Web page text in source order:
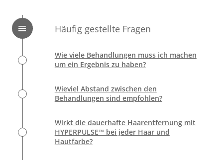
Häufig gestellte Fragen
Wie viele Behandlungen muss ich machen
um ein Ergebnis zu haben?
Wieviel Abstand zwischen den
Behandlungen sind empfohlen?
Wirkt die dauerhafte Haarentfernung mit
HYPERPULSE™ bei jeder Haar und
Hautfarbe?